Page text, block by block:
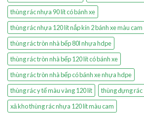
thùng rác nhựa 90 lít có bánh xe
thùng rác nhựa 120 lít nắp kín 2 bánh xe màu cam
thùng rác tròn nhà bếp 80l nhựa hdpe
thùng rác tròn nhà bếp 120 lít có bánh xe
thùng rác tròn nhà bếp có bánh xe nhựa hdpe
thùng rác y tế màu vàng 120 lít
thùng đựng rác
xả kho thùng rác nhựa 120 lít màu cam